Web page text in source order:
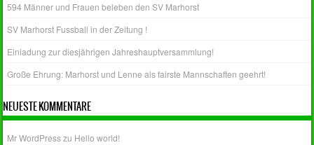
594 Männer und Frauen beleben den SV Marhorst
SV Marhorst Fussball in der Zeitung !
Einladung zur diesjährigen Jahreshauptversammlung!
Große Ehrung: Marhorst und Lenne als fairste Mannschaften geehrt!
NEUESTE KOMMENTARE
Mr WordPresszu Hello world!